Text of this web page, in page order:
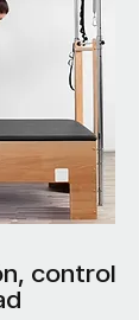
control